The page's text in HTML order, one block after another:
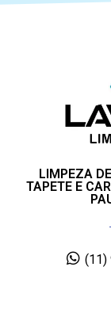
LIMPEZA
TAPETE E
(11)